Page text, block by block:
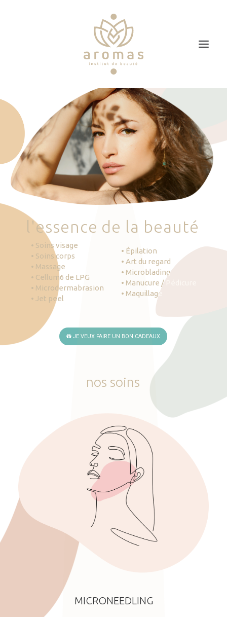
Soins
Je veux faire un bon cadeau
Plan d’accès
Prendre RDV
'essence de la beauté
• Soins visage
• Soins corps
• Massage
• Cellum6 de LPG
• Microdermabrasion
• Jet peel
• Épilation
• Art du regard
• Microblading
• Manucure / Pédicure
• Maquillage
JE VEUX FAIRE UN BON CADEAUX
nos soins
MICRONEEDLING